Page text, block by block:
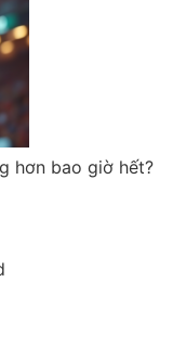
hơn bao giờ hết?